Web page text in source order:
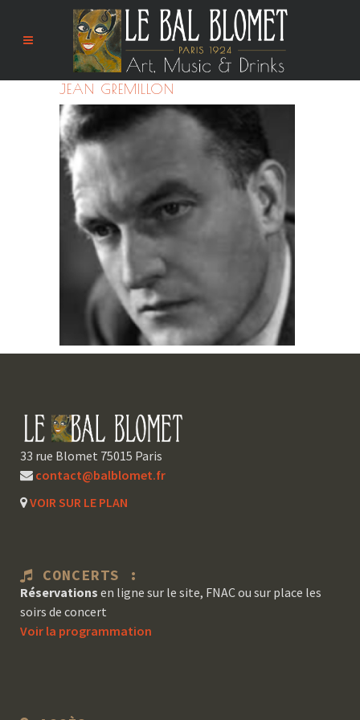
JEAN GREMILLON
33 rue Blomet 75015 Paris
contact@balblomet.fr
VOIR SUR LE PLAN
CONCERTS :
Réservations en ligne sur le site, FNAC ou sur place les
soirs de concert
Voir la programmation